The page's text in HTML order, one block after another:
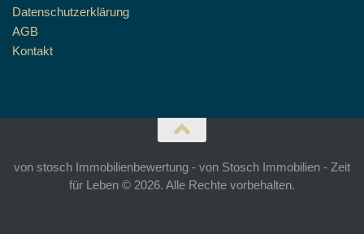
Datenschutzerklärung
AGB
Kontakt
von stosch Immobilienbewertung - von Stosch Immobilien - Zeit
für Leben © 2026. Alle Rechte vorbehalten.